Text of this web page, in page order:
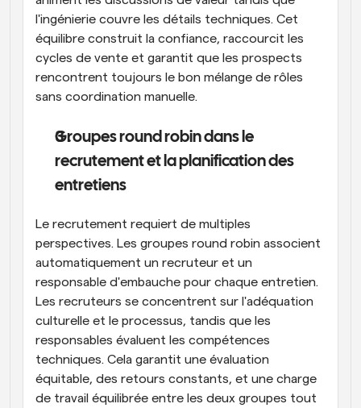
l'ingénierie couvre les détails techniques. Cet
équilibre construit la confiance, raccourcit les
cycles de vente et garantit que les prospects
rencontrent toujours le bon mélange de rôles
sans coordination manuelle.
Groupes round robin dans le
recrutement et la planification des
entretiens
Le recrutement requiert de multiples
perspectives. Les groupes round robin associent
automatiquement un recruteur et un
responsable d'embauche pour chaque entretien.
Les recruteurs se concentrent sur l'adéquation
culturelle et le processus, tandis que les
responsables évaluent les compétences
techniques. Cela garantit une évaluation
équitable, des retours constants, et une charge
de travail équilibrée entre les deux groupes tout